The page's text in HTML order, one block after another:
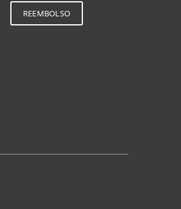
REEMBOLSO